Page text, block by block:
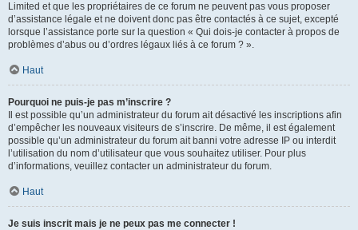
Limited et que les propriétaires de ce forum ne peuvent pas vous proposer
d’assistance légale et ne doivent donc pas être contactés à ce sujet, excepté
lorsque l’assistance porte sur la question « Qui dois-je contacter à propos de
problèmes d’abus ou d’ordres légaux liés à ce forum ? ».
Haut
Pourquoi ne puis-je pas m’inscrire ?
Il est possible qu’un administrateur du forum ait désactivé les inscriptions afin
d’empêcher les nouveaux visiteurs de s’inscrire. De même, il est également
possible qu’un administrateur du forum ait banni votre adresse IP ou interdit
l’utilisation du nom d’utilisateur que vous souhaitez utiliser. Pour plus
d’informations, veuillez contacter un administrateur du forum.
Haut
Je suis inscrit mais je ne peux pas me connecter !